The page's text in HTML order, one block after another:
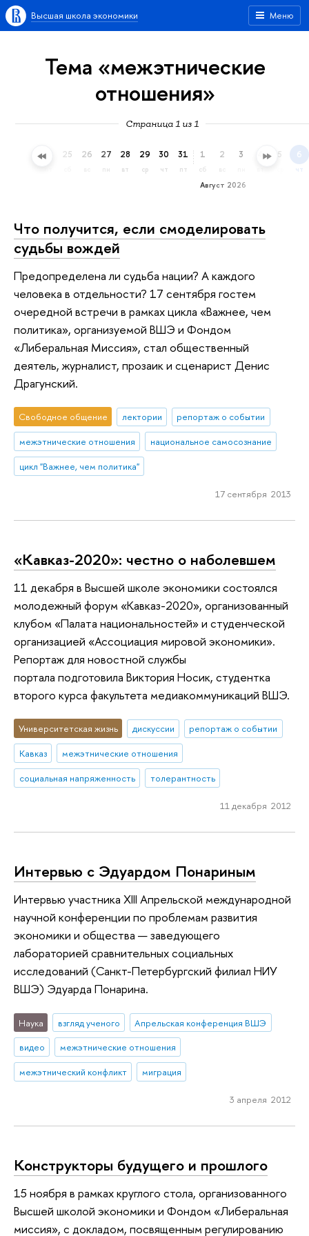
Меню
Высшая школа экономики
Тема «межэтнические
отношения»
Страница 1 из 1
24 25 26 27
пн
28
вт
29
ср
30
чт
31
пт
Август 2026
1
сб
2 3 4 5 6
чт
Что получится, если смоделировать
судьбы вождей
Предопределена ли судьба нации? А каждого
человека в отдельности? 17 сентября гостем
очередной встречи в рамках цикла «Важнее, чем
политика», организуемой ВШЭ и Фондом
«Либеральная Миссия», стал общественный
деятель, журналист, прозаик и сценарист Денис
Драгунский.
Свободное общение лектории
репортаж о событии
межэтнические отношения
национальное самосознание
цикл "Важнее, чем политика"
17 сентября 2013
«Кавказ-2020»: честно о наболевшем
11 декабря в Высшей школе экономики состоялся
молодежный форум «Кавказ-2020», организованный
клубом «Палата национальностей» и студенческой
организацией «Ассоциация мировой экономики».
Репортаж для новостной службы
портала подготовила Виктория Носик, студентка
второго курса факультета медиакоммуникаций ВШЭ.
Университетская жизнь дискуссии
репортаж о событии
Кавказ
межэтнические отношения
социальная напряженность
толерантность
11 декабря 2012
Интервью с Эдуардом Понариным
Интервью участника XIII Апрельской международной
научной конференции по проблемам развития
экономики и общества — заведующего
лабораторией сравнительных социальных
исследований (Санкт-Петербургский филиал НИУ
ВШЭ) Эдуарда Понарина.
Наука взгляд ученого
Апрельская конференция ВШЭ
видео
межэтнические отношения
межэтнический конфликт
миграция
3 апреля 2012
Конструкторы будущего и прошлого
15 ноября в рамках круглого стола, организованного
Высшей школой экономики и Фондом «Либеральная
миссия», с докладом, посвященным регулированию